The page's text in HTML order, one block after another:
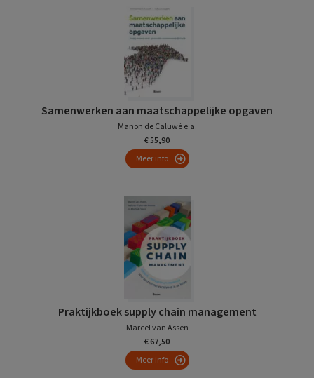
Samenwerken aan maatschappelijke opgaven
Manon de Caluwé e.a.
€ 55,90
Meer info
Praktijkboek supply chain management
Marcel van Assen
€ 67,50
Meer info